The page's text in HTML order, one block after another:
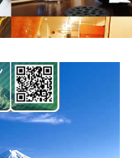
ン 認定店